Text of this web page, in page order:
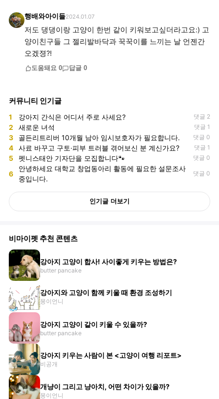
행배와아이들2024.01.07
저도 댕댕이랑 고양이 한번 같이 키워보고싶더라고요:) 고
양이친구들 그 젤리발바닥과 꾹꾹이를 느끼는 날 언젠간
오겠졍?!
도움돼요 0 답글 0
커뮤니티 인기글
1 강아지 간식은 어디서 주로 사세요? 댓글 2
2 새로운 녀석 댓글 1
3 골든리트리버 10개월 남아 임시보호자가 필요합니다. 댓글 0
4 사료 바꾸고 구토·피부 트러블 겪어보신 분 계신가요? 댓글 1
5 펫니스태안 기자단을 모집합니다🐾 댓글 0
6
안녕하세요 대학교 창업동아리 활동에 필요한 설문조사
중입니다.
댓글 0
인기글 더보기
비마이펫 추천 콘텐츠
강아지 고양이 합사! 사이좋게 키우는 방법은?
butter pancake
강아지와 고양이 함께 키울 때 환경 조성하기
몽이언니
강아지 고양이 같이 키울 수 있을까?
butter pancake
강아지 키우는 사람이 본 <고양이 여행 리포트>
비공개
개냥이 그리고 냥아치, 어떤 차이가 있을까?
몽이언니